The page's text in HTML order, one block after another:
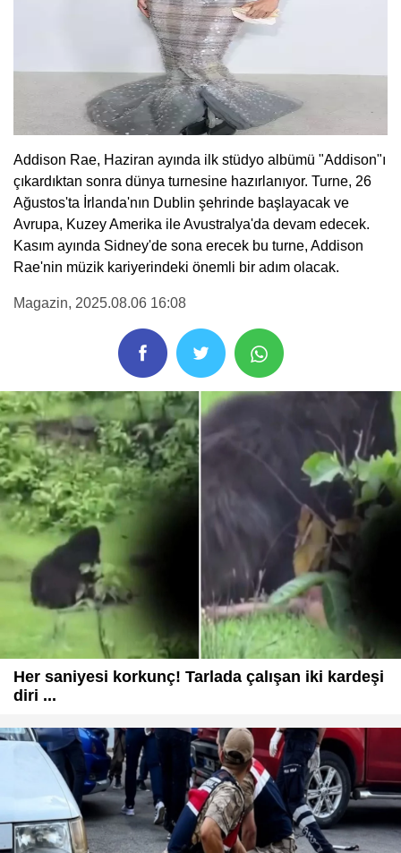
Addison Rae, Haziran ayında ilk stüdyo albümü "Addison"ı
çıkardıktan sonra dünya turnesine hazırlanıyor. Turne, 26
Ağustos'ta İrlanda'nın Dublin şehrinde başlayacak ve
Avrupa, Kuzey Amerika ile Avustralya'da devam edecek.
Kasım ayında Sidney'de sona erecek bu turne, Addison
Rae'nin müzik kariyerindeki önemli bir adım olacak.
Magazin, 2025.08.06 16:08
Her saniyesi korkunç! Tarlada çalışan iki kardeşi
diri ...